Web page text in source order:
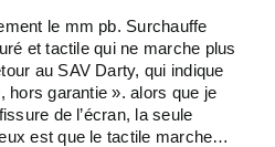
le mm pb. Surchauffe
et tactile qui ne marche plus
au SAV Darty, qui indique
hors garantie ». alors que je
de l’écran, la seule
est que le tactile marche…